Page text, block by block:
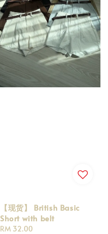
【现货】 British Basic
Short with belt
Regular
RM 32.00